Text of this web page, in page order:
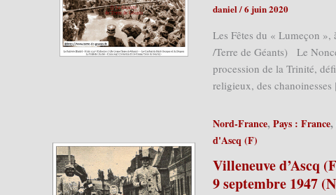
daniel/6 juin 2020
Les Fêtes du « Lumeçon
/Terre de Géants) Le
procession de la Trinité,
religieux, des
Nord-France,Pays : France,
d'Ascq (F)
Villeneuve d’Ascq
9 septembre 1947